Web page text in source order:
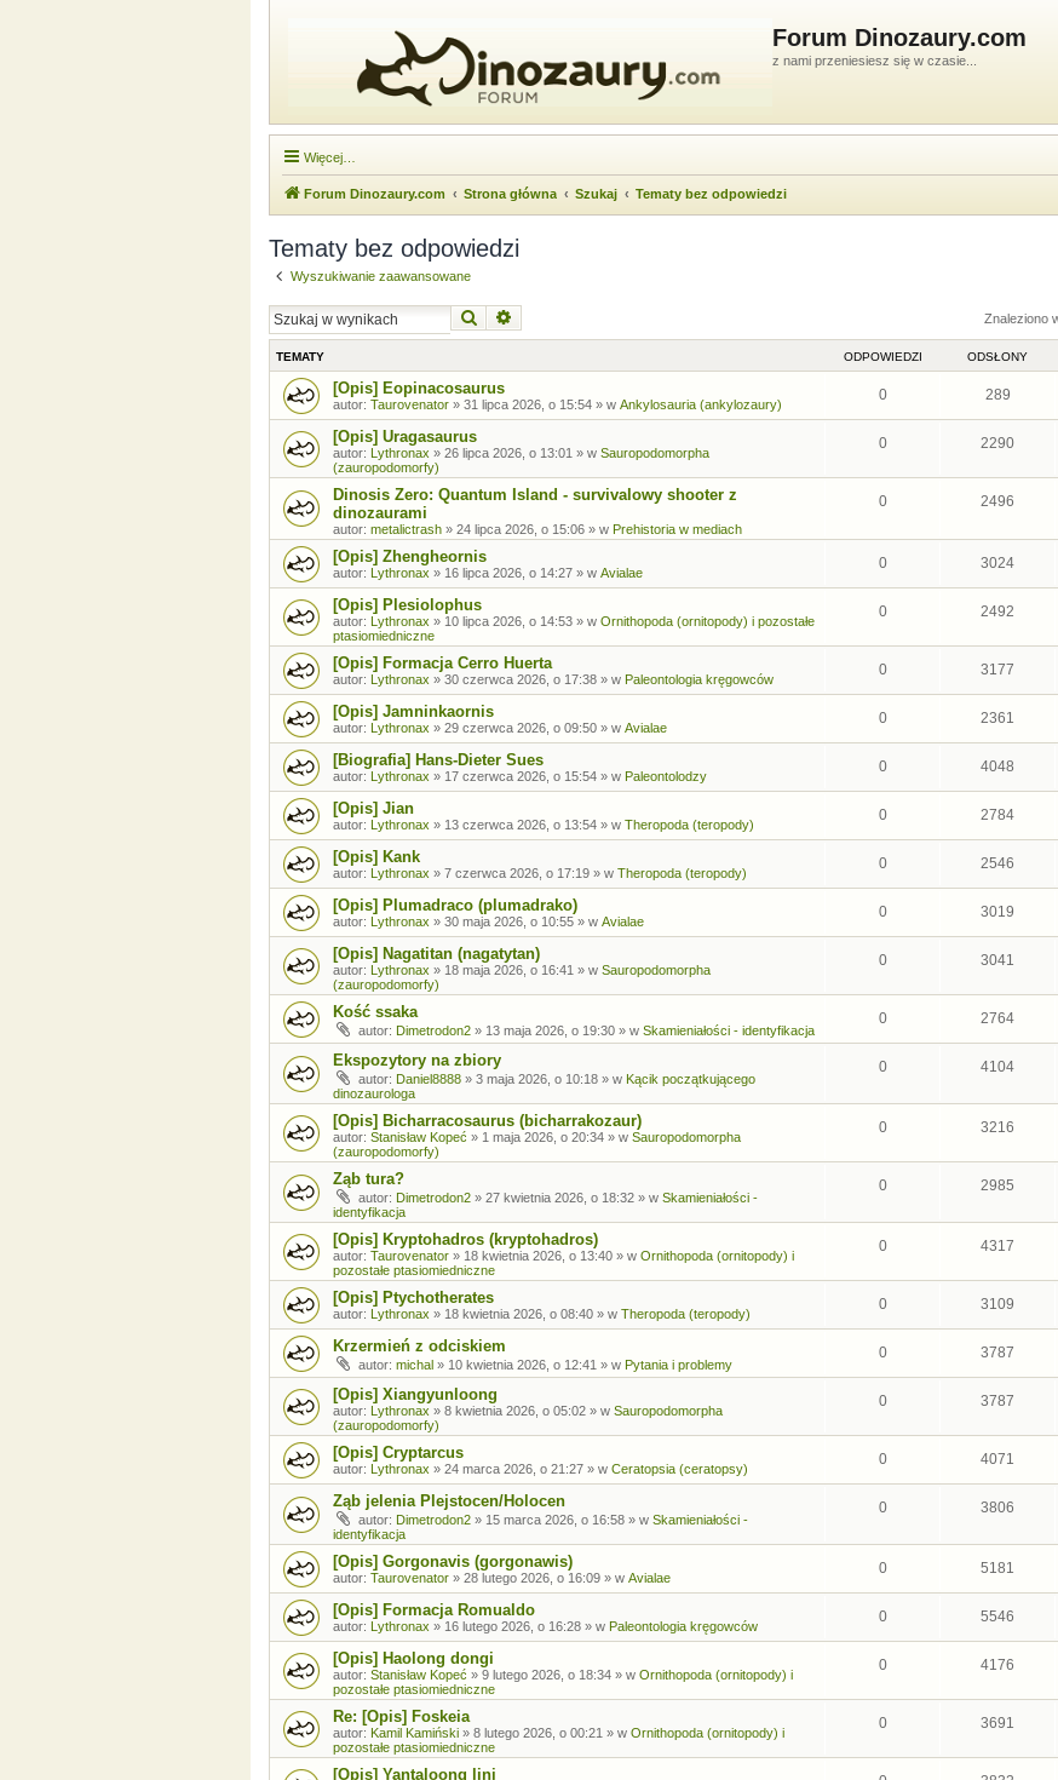
Forum Dinozaury.com
z nami przeniesiesz się w czasie...
Więcej…
Forum Dinozaury.com Strona główna Szukaj Tematy bez odpowiedzi
Tematy bez odpowiedzi
Wyszukiwanie zaawansowane
Szukaj Znaleziono
TEMATY ODPOWIEDZI ODSŁONY
[Opis] Eopinacosaurus
autor: Taurovenator » 31 lipca 2026, o 15:54 » w Ankylosauria (ankylozaury)
0 289
[Opis] Uragasaurus
autor: Lythronax » 26 lipca 2026, o 13:01 » w Sauropodomorpha
(zauropodomorfy)
0 2290
Dinosis Zero: Quantum Island - survivalowy shooter z
dinozaurami
autor: metalictrash » 24 lipca 2026, o 15:06 » w Prehistoria w mediach
0 2496
[Opis] Zhengheornis
autor: Lythronax » 16 lipca 2026, o 14:27 » w Avialae
0 3024
[Opis] Plesiolophus
autor: Lythronax » 10 lipca 2026, o 14:53 » w Ornithopoda (ornitopody) i pozostałe
ptasiomiedniczne
0 2492
[Opis] Formacja Cerro Huerta
autor: Lythronax » 30 czerwca 2026, o 17:38 » w Paleontologia kręgowców
0 3177
[Opis] Jamninkaornis
autor: Lythronax » 29 czerwca 2026, o 09:50 » w Avialae
0 2361
[Biografia] Hans-Dieter Sues
autor: Lythronax » 17 czerwca 2026, o 15:54 » w Paleontolodzy
0 4048
[Opis] Jian
autor: Lythronax » 13 czerwca 2026, o 13:54 » w Theropoda (teropody)
0 2784
[Opis] Kank
autor: Lythronax » 7 czerwca 2026, o 17:19 » w Theropoda (teropody)
0 2546
[Opis] Plumadraco (plumadrako)
autor: Lythronax » 30 maja 2026, o 10:55 » w Avialae
0 3019
[Opis] Nagatitan (nagatytan)
autor: Lythronax » 18 maja 2026, o 16:41 » w Sauropodomorpha
(zauropodomorfy)
0 3041
Kość ssaka
autor: Dimetrodon2 » 13 maja 2026, o 19:30 » w Skamieniałości - identyfikacja
0 2764
Ekspozytory na zbiory
autor: Daniel8888 » 3 maja 2026, o 10:18 » w Kącik początkującego
dinozaurologa
0 4104
[Opis] Bicharracosaurus (bicharrakozaur)
autor: Stanisław Kopeć » 1 maja 2026, o 20:34 » w Sauropodomorpha
(zauropodomorfy)
0 3216
Ząb tura?
autor: Dimetrodon2 » 27 kwietnia 2026, o 18:32 » w Skamieniałości -
identyfikacja
0 2985
[Opis] Kryptohadros (kryptohadros)
autor: Taurovenator » 18 kwietnia 2026, o 13:40 » w Ornithopoda (ornitopody) i
pozostałe ptasiomiedniczne
0 4317
[Opis] Ptychotherates
autor: Lythronax » 18 kwietnia 2026, o 08:40 » w Theropoda (teropody)
0 3109
Krzermień z odciskiem
autor: michal » 10 kwietnia 2026, o 12:41 » w Pytania i problemy
0 3787
[Opis] Xiangyunloong
autor: Lythronax » 8 kwietnia 2026, o 05:02 » w Sauropodomorpha
(zauropodomorfy)
0 3787
[Opis] Cryptarcus
autor: Lythronax » 24 marca 2026, o 21:27 » w Ceratopsia (ceratopsy)
0 4071
Ząb jelenia Plejstocen/Holocen
autor: Dimetrodon2 » 15 marca 2026, o 16:58 » w Skamieniałości -
identyfikacja
0 3806
[Opis] Gorgonavis (gorgonawis)
autor: Taurovenator » 28 lutego 2026, o 16:09 » w Avialae
0 5181
[Opis] Formacja Romualdo
autor: Lythronax » 16 lutego 2026, o 16:28 » w Paleontologia kręgowców
0 5546
[Opis] Haolong dongi
autor: Stanisław Kopeć » 9 lutego 2026, o 18:34 » w Ornithopoda (ornitopody) i
pozostałe ptasiomiedniczne
0 4176
Re: [Opis] Foskeia
autor: Kamil Kamiński » 8 lutego 2026, o 00:21 » w Ornithopoda (ornitopody) i
pozostałe ptasiomiedniczne
0 3691
[Opis] Yantaloong lini